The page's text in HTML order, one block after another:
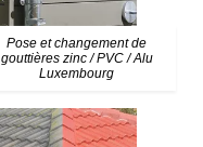
Pose et changement de
gouttières zinc / PVC / Alu
Luxembourg